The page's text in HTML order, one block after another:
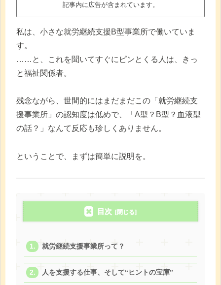
記事内に広告が含まれています。
私は、小さな就労継続支援B型事業所で働いていま
す。
……と、これを聞いてすぐにピンとくる人は、きっ
と福祉関係者。
残念ながら、世間的にはまだまだこの「就労継続支
援事業所」の認知度は低めで、「A型？B型？血液型
の話？」なんて反応も珍しくありません。
ということで、まずは簡単に説明を。
目次
就労継続支援事業所って？
人を支援する仕事、そして“ヒントの宝庫”